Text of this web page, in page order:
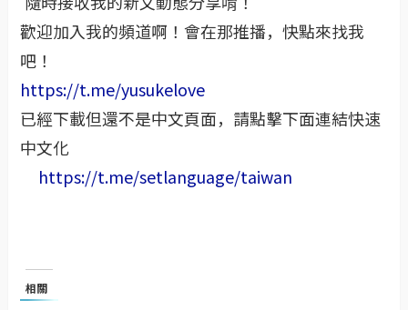
歡迎加入我的頻道啊！會在那推播，快點來找我
吧！
https://t.me/yusukelove
已經下載但還不是中文頁面，請點擊下面連結快速
中文化
https://t.me/setlanguage/taiwan‬
相關